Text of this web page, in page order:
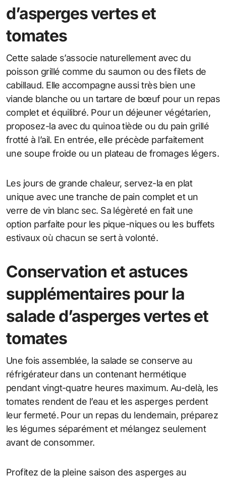
d’asperges vertes et
tomates
Cette salade s’associe naturellement avec du
poisson grillé comme du saumon ou des filets de
cabillaud. Elle accompagne aussi très bien une
viande blanche ou un tartare de bœuf pour un repas
complet et équilibré. Pour un déjeuner végétarien,
proposez-la avec du quinoa tiède ou du pain grillé
frotté à l’ail. En entrée, elle précède parfaitement
une soupe froide ou un plateau de fromages légers.
Les jours de grande chaleur, servez-la en plat
unique avec une tranche de pain complet et un
verre de vin blanc sec. Sa légèreté en fait une
option parfaite pour les pique-niques ou les buffets
estivaux où chacun se sert à volonté.
Conservation et astuces
supplémentaires pour la
salade d’asperges vertes et
tomates
Une fois assemblée, la salade se conserve au
réfrigérateur dans un contenant hermétique
pendant vingt-quatre heures maximum. Au-delà, les
tomates rendent de l’eau et les asperges perdent
leur fermeté. Pour un repas du lendemain, préparez
les légumes séparément et mélangez seulement
avant de consommer.
Profitez de la pleine saison des asperges au